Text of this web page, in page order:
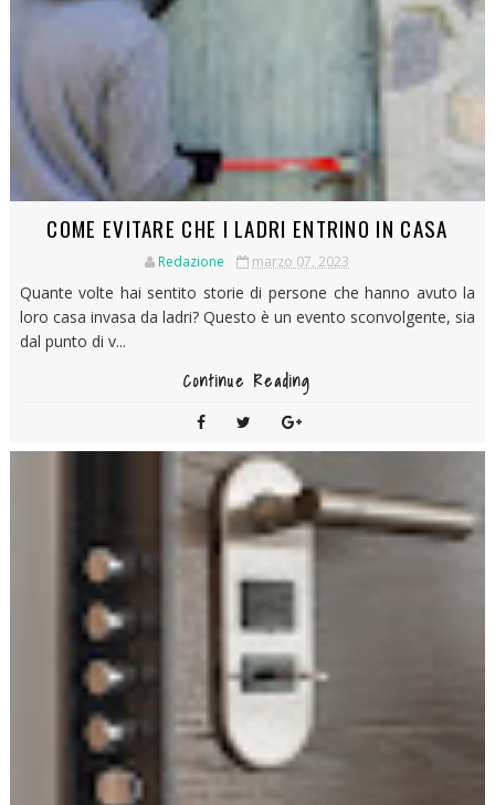
COME EVITARE CHE I LADRI ENTRINO IN CASA
Redazione marzo 07, 2023
Quante volte hai sentito storie di persone che hanno avuto la
loro casa invasa da ladri? Questo è un evento sconvolgente, sia
dal punto di v...
Continue Reading